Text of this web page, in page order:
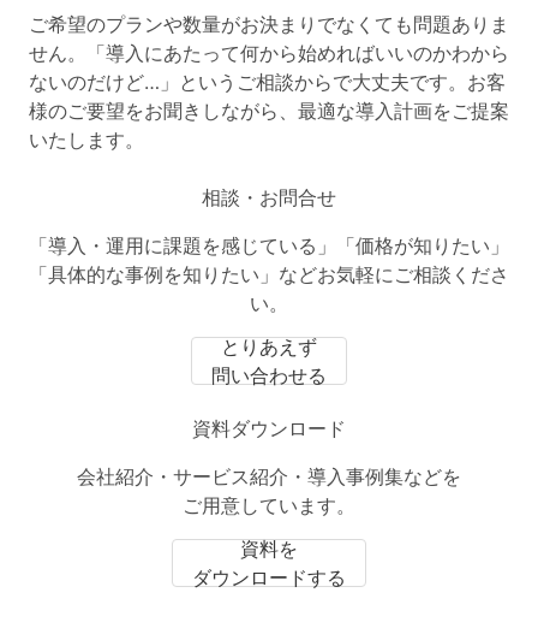
ご希望のプランや数量がお決まりでなくても問題ありま
せん。「導入にあたって何から始めればいいのかわから
ないのだけど…」というご相談からで大丈夫です。お客
様のご要望をお聞きしながら、最適な導入計画をご提案
いたします。
相談・お問合せ
「導入・運用に課題を感じている」「価格が知りたい」
「具体的な事例を知りたい」などお気軽にご相談くださ
い。
とりあえず
問い合わせる
資料ダウンロード
会社紹介・サービス紹介・導入事例集などを
ご用意しています。
資料を
ダウンロードする